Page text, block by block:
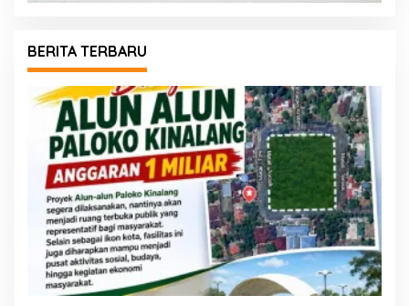
BERITA TERBARU